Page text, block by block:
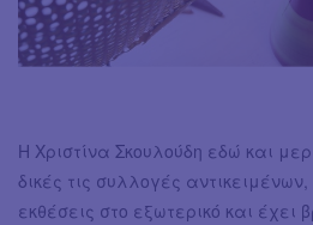
Η Χριστίνα Σκουλούδη εδώ και
δικές τις συλλογές
εκθέσεις στο εξωτερικό και έχει